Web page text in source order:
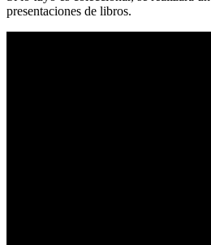
presentaciones de libros.